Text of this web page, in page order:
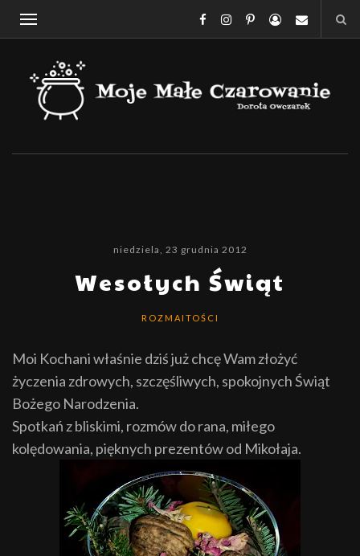
niedziela, 23 grudnia 2012
Wesołych Świąt
ROZMAITOŚCI
Moi Kochani właśnie dziś jużchcę Wam złożyć
życzenia zdrowych, szczęśliwych, spokojnych Świąt
Bożego Narodzenia.
Spotkań z bliskimi, rozmów do rana, miłego
kolędowania, pięknych prezentówod Mikołaja.